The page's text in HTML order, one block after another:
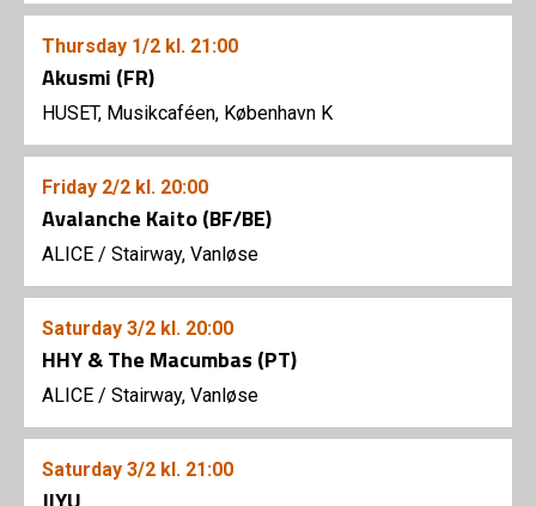
Thursday 1/2 kl. 21:00
Akusmi (FR)
HUSET, Musikcaféen, København K
Friday 2/2 kl. 20:00
Avalanche Kaito (BF/BE)
ALICE / Stairway, Vanløse
Saturday 3/2 kl. 20:00
HHY & The Macumbas (PT)
ALICE / Stairway, Vanløse
Saturday 3/2 kl. 21:00